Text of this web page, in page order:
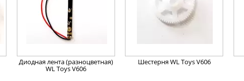
Диодная лента (разноцветная)
WL Toys V606
Шестерня WL Toys V606